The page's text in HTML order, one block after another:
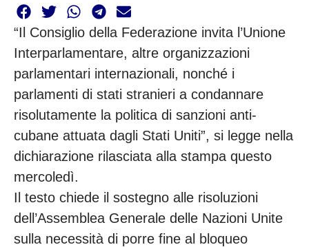
“Il Consiglio della Federazione invita l’Unione
Interparlamentare, altre organizzazioni
parlamentari internazionali, nonché i
parlamenti di stati stranieri a condannare
risolutamente la politica di sanzioni anti-
cubane attuata dagli Stati Uniti”, si legge nella
dichiarazione rilasciata alla stampa questo
mercoledì.
Il testo chiede il sostegno alle risoluzioni
dell’Assemblea Generale delle Nazioni Unite
sulla necessità di porre fine al bloqueo